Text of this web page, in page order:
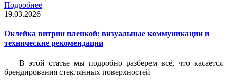
Подробнее
19.03.2026
Оклейка витрин пленкой: визуальные коммуникации и
технические рекомендации
В этой статье мы подробно разберем всё, что касается
брендирования стеклянных поверхностей